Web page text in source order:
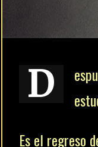
D
Es el regreso